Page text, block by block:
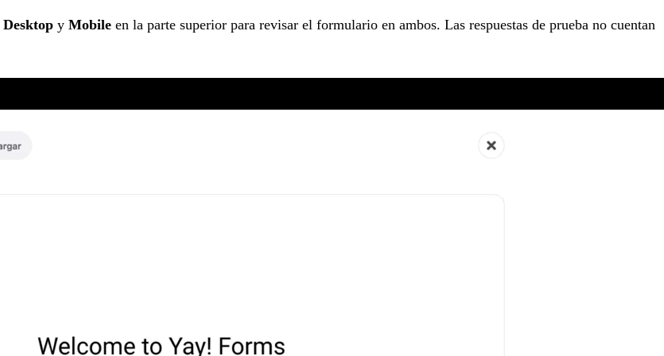
Desktop y Mobile en la parte superior para revisar el formulario en ambos. Las respuestas de prueba no cuentan